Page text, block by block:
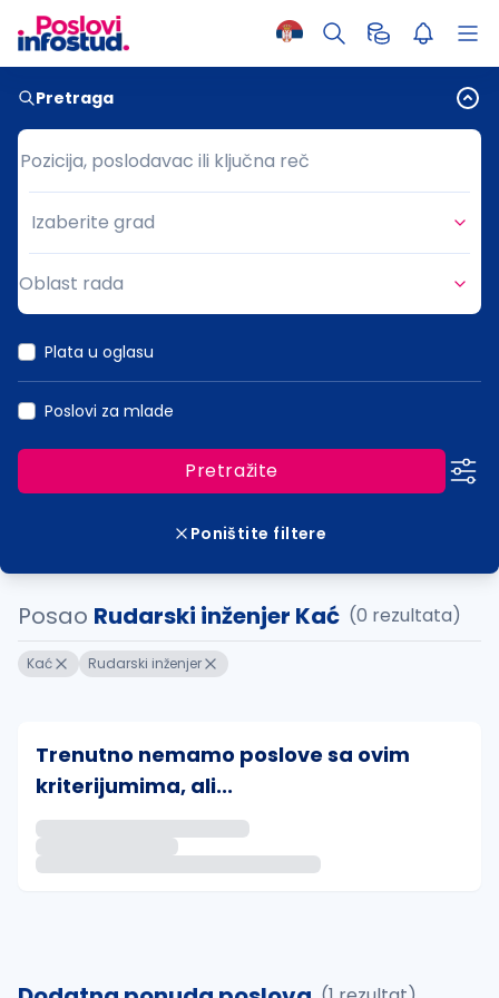
Pretraga
Pozicija, poslodavac ili ključna reč
Pozicija, poslodavac ili ključna reč
Grad
Izaberite grad
Oblast rada
Plata u oglasu
Poslovi za mlade
Pretražite
Poništite filtere
Posao Rudarski inženjer Kać (0 rezultata)
Kać Rudarski inženjer
Trenutno nemamo poslove sa ovim
kriterijumima, ali...